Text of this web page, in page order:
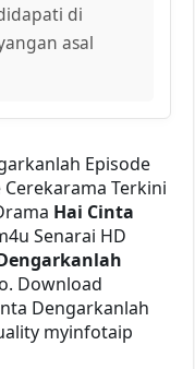
di
asal
Episode
Terkini
Hai Cinta
Senarai HD
Download
Dengarkanlah
myinfotaip